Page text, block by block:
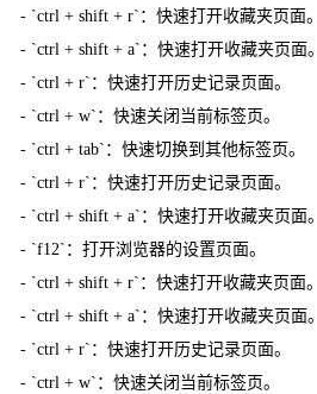
- `ctrl + shift + r`：快速打开收藏夹页面。
- `ctrl + shift + a`：快速打开收藏夹页面。
- `ctrl + r`：快速打开历史记录页面。
- `ctrl + w`：快速关闭当前标签页。
- `ctrl + tab`：快速切换到其他标签页。
- `ctrl + r`：快速打开历史记录页面。
- `ctrl + shift + a`：快速打开收藏夹页面。
- `f12`：打开浏览器的设置页面。
- `ctrl + shift + r`：快速打开收藏夹页面。
- `ctrl + shift + a`：快速打开收藏夹页面。
- `ctrl + r`：快速打开历史记录页面。
- `ctrl + w`：快速关闭当前标签页。